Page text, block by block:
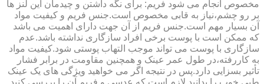
مخصوص انجام می شود فریم: برای نگه داشتن و چیدمان این لنز ها
بر رو چشم،نیاز به قابی مخصوص است.جنس فریم و کیفیت مواد
آن بسیار مهم است.جنس فریم از آن جهت دارای اهمیت می باشد
که ممکن است با پوست برخی افراد سازگاری نداشته باشد.عدم
سازگاری با پوست می تواند موجب التهاب پوستی شود.کیفیت مواد
به کاررفته،در طول عمر عینک و همچنین مقاومت در برابر فشار
تأثیر بسزایی دارد.پس در نتیجه اگر می خواهید ویژگی های یک عینک